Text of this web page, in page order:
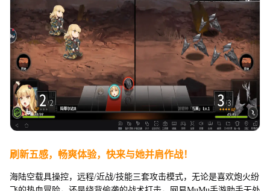
刷新五感，畅爽体验，快来与她并肩作战！
海陆空载具操控，远程/近战/技能三套攻击模式，无论是喜欢炮火纷